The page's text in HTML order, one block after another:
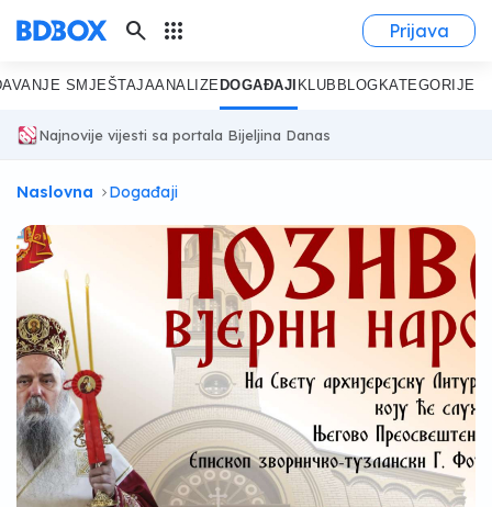
search apps Prijava
SMJEŠTAJAANALIZEDOGAĐAJI KLUB BLOGKATEGORIJE
Najnovije vijesti sa portala Bijeljina Danas
Naslovna Događaji